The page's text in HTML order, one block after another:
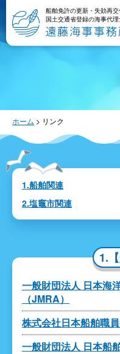
船舶免許の更新・失効再
国土交通省登録の海事代
ホーム > リンク
1.船舶関連
2.塩竈市関連
1.
一般財団法人 日本海
（JMRA）
株式会社日本船舶職
一般財団法人 日本船